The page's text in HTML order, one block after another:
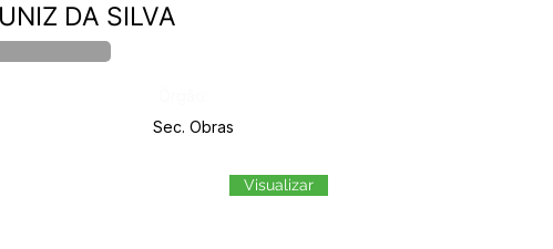
DA SILVA
Sec. Obras
Visualizar